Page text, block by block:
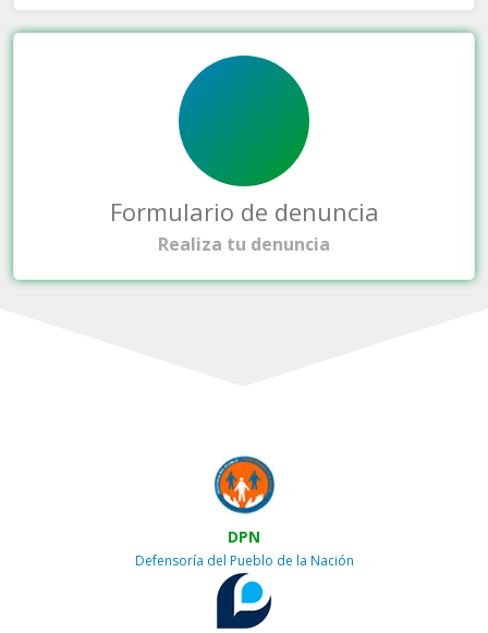
Formulario de denuncia
Realiza tu denuncia
DPN
Defensoría del Pueblo de la Nación